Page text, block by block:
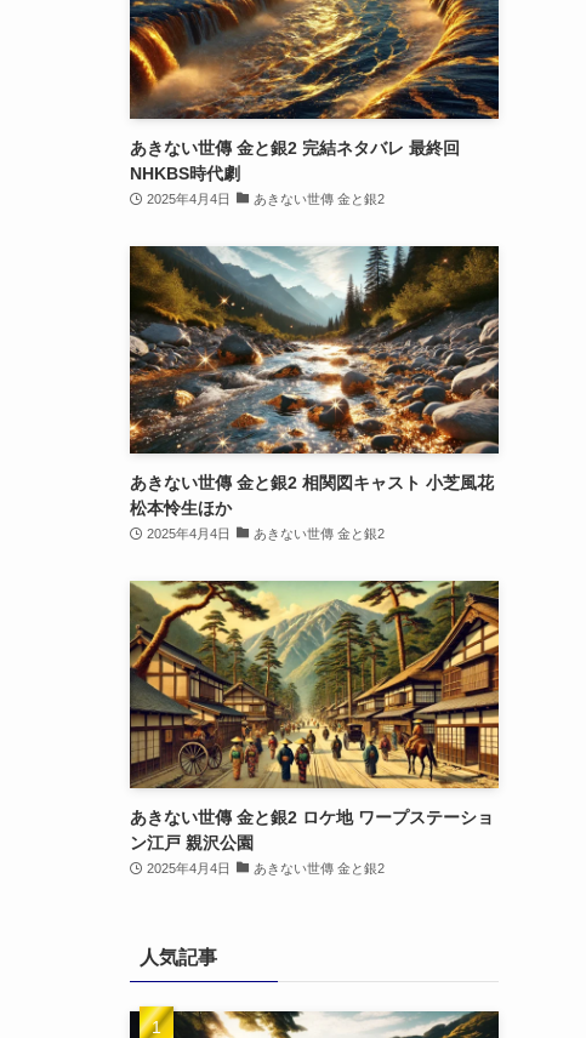
あきない世傳 金と銀2 完結ネタバレ 最終回
NHKBS時代劇
2025年4月4日 あきない世傳 金と銀2
あきない世傳 金と銀2 相関図キャスト 小芝風花
松本怜生ほか
2025年4月4日 あきない世傳 金と銀2
あきない世傳 金と銀2 ロケ地 ワープステーショ
ン江戸 親沢公園
2025年4月4日 あきない世傳 金と銀2
人気記事